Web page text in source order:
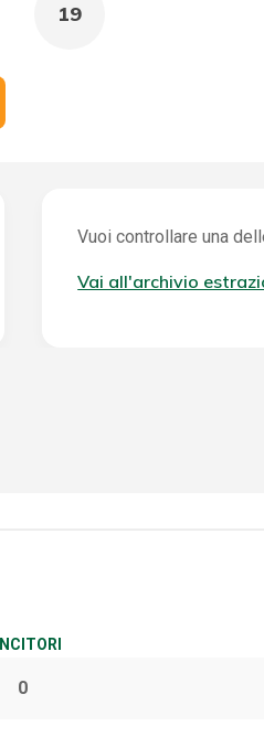
19
Vuoi controllare una
Vai all'archivio
0